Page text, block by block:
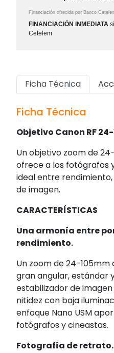
Financiación ofrecida por Banco
FINANCIACIÓN INMEDIATA
Cetelem
Ficha Técnica
Ficha Técnica
Objetivo Canon RF 24-
Un objetivo zoom de
ofrece a los fotógrafos
ideal entre
de imagen.
CARACTERÍSTICAS
Una armonía entre
rendimiento.
Un zoom de 24-
gran angular, estándar
estabilizador de
nitidez con baja
enfoque Nano USM
fotógrafos y cineastas.
Fotografía de retrato.